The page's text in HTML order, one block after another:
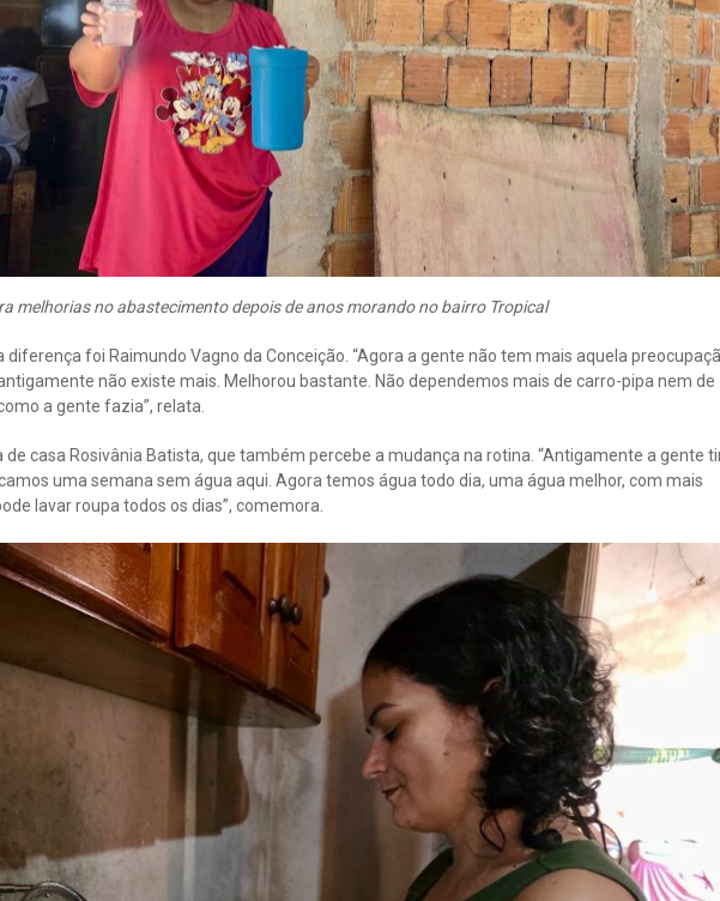
melhorias no abastecimento depois de anos morando no bairro Tropical
foi Raimundo Vagno da Conceição. “Agora a gente não tem mais aquela
não existe mais. Melhorou bastante. Não dependemos mais de carro-pipa nem de
a gente fazia”, relata.
de casa Rosivânia Batista, que também percebe a mudança na rotina. “Antigamente a gente
uma semana sem água aqui. Agora temos água todo dia, uma água melhor, com mais
lavar roupa todos os dias”, comemora.